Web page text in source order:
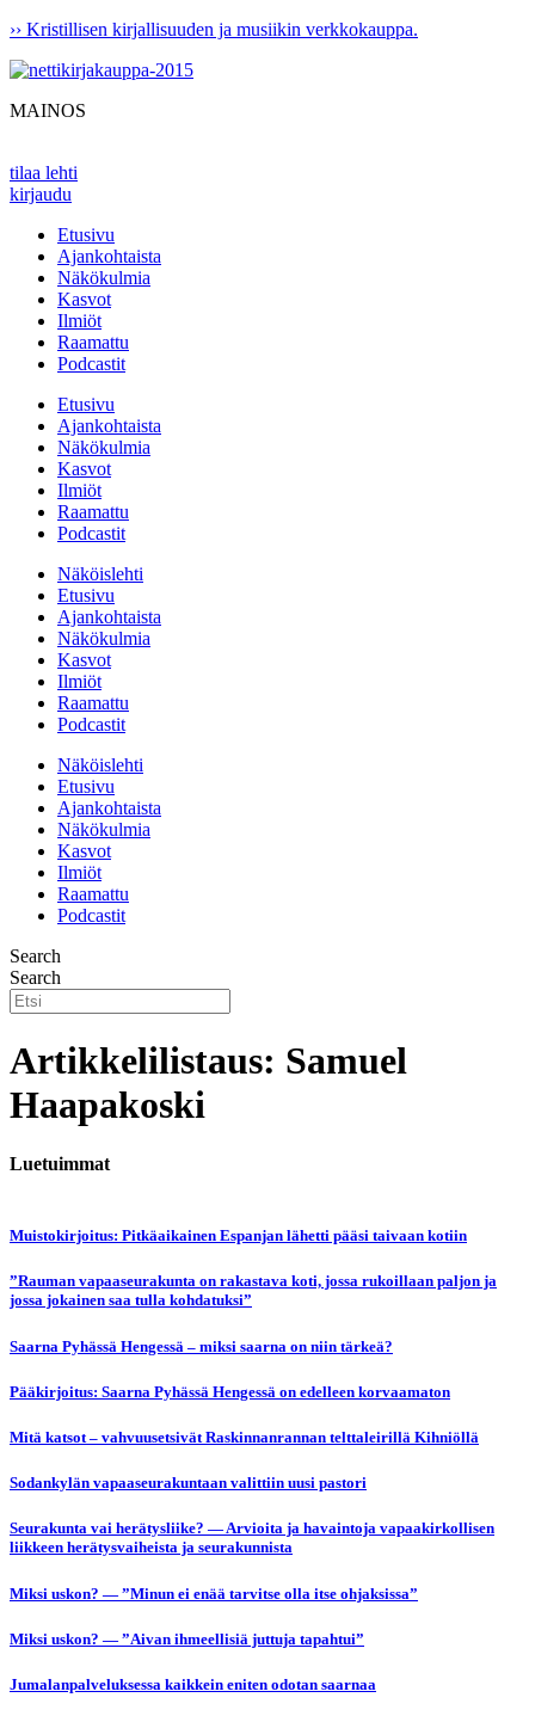
Mene
›› Kristillisen kirjallisuuden ja musiikin verkkokauppa.
MAINOS
tilaa lehti
kirjaudu
Etusivu
Ajankohtaista
Näkökulmia
Kasvot
Ilmiöt
Raamattu
Podcastit
Etusivu
Ajankohtaista
Näkökulmia
Kasvot
Ilmiöt
Raamattu
Podcastit
Näköislehti
Etusivu
Ajankohtaista
Näkökulmia
Kasvot
Ilmiöt
Raamattu
Podcastit
Näköislehti
Etusivu
Ajankohtaista
Näkökulmia
Kasvot
Ilmiöt
Raamattu
Podcastit
Search
Search
Artikkelilistaus: Samuel
Haapakoski
Luetuimmat
Muistokirjoitus: Pitkäaikainen Espanjan lähetti pääsi taivaan kotiin
”Rauman vapaaseurakunta on rakastava koti, jossa rukoillaan paljon ja
jossa jokainen saa tulla kohdatuksi”
Saarna Pyhässä Hengessä – miksi saarna on niin tärkeä?
Pääkirjoitus: Saarna Pyhässä Hengessä on edelleen korvaamaton
Mitä katsot – vahvuusetsivät Raskinnanrannan telttaleirillä Kihniöllä
Sodankylän vapaaseurakuntaan valittiin uusi pastori
Seurakunta vai herätysliike? — Arvioita ja havaintoja vapaakirkollisen
liikkeen herätysvaiheista ja seurakunnista
Miksi uskon? — ”Minun ei enää tarvitse olla itse ohjaksissa”
Miksi uskon? — ”Aivan ihmeellisiä juttuja tapahtui”
Jumalanpalveluksessa kaikkein eniten odotan saarnaa